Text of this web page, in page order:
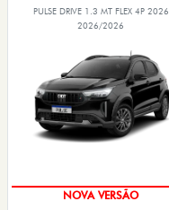
PULSE DRIVE 1.3 MT FLEX 4P 2026
2026/2026
PREÇO IMPERDÍVEL